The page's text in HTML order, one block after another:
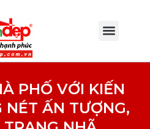
PHỐ VỚI KIẾN
NÉT ẤN TƯỢNG,